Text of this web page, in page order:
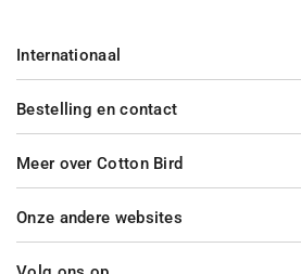
Bestelling en contact
Meer over Cotton Bird
Internationaal
Onze andere websites